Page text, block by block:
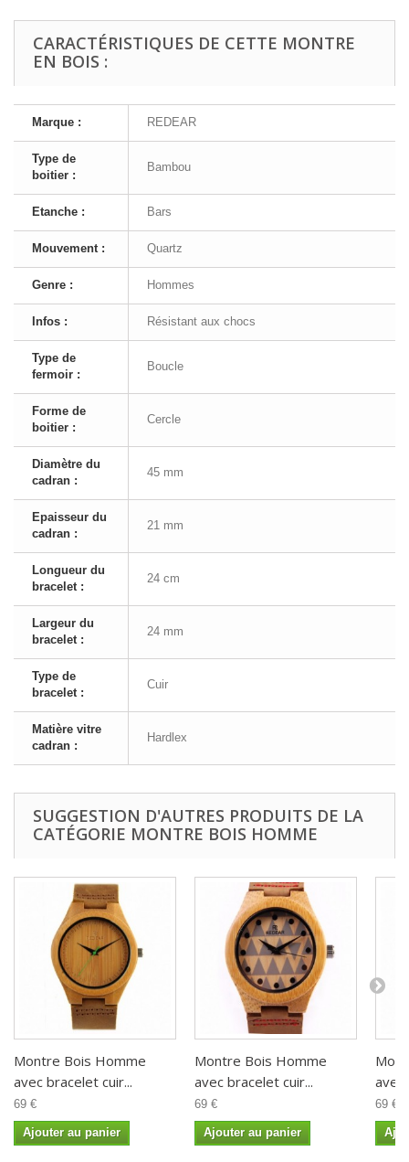
CARACTÉRISTIQUES DE CETTE MONTRE
EN BOIS :
Marque : REDEAR
Type de
boitier :
Bambou
Etanche : Bars
Mouvement : Quartz
Genre : Hommes
Infos : Résistant aux chocs
Type de
fermoir :
Boucle
Forme de
boitier :
Cercle
Diamètre du
cadran :
45 mm
Epaisseur du
cadran :
21 mm
Longueur du
bracelet :
24 cm
Largeur du
bracelet :
24 mm
Type de
bracelet :
Cuir
Matière vitre
cadran :
Hardlex
SUGGESTION D'AUTRES PRODUITS DE LA
CATÉGORIE MONTRE BOIS HOMME
Montre Bois Homme
avec bracelet cuir...
69 €
Ajouter au panier
Montre Bois Homme
avec bracelet cuir...
69 €
Ajouter au panier
avec
69 €